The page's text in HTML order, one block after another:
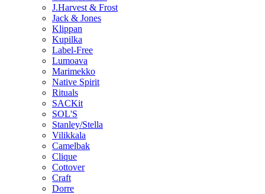
J.Harvest & Frost
Jack & Jones
Klippan
Kupilka
Label-Free
Lumoava
Marimekko
Native Spirit
Rituals
SACKit
SOL'S
Stanley/Stella
Vilikkala
Camelbak
Clique
Cottover
Craft
Dorre